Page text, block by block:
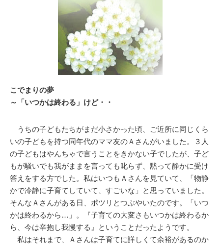
こでまりの夢
～「いつかは終わる」けど・・
うちの子どもたちがまだ小さかった頃、ご近所に同じくら
いの子どもを持つ同年代のママ友のＡさんがいました。３人
の子どもはやんちゃで言うことをきかない子でしたが、子ど
もが騒いでも我がままを言っても叱らず、黙って静かに受け
答えをする方でした。私はいつもＡさんを見ていて、「物静
かで冷静に子育てしていて、すごいな」と思っていました。
そんなＡさんがある日、ポツリとつぶやいたのです。「いつ
かは終わるから…」。『子育ての大変さもいつかは終わるか
ら、今は辛抱し我慢する』ということだったようです。
私はそれまで、Ａさんは子育てに詳しくて余裕があるのか